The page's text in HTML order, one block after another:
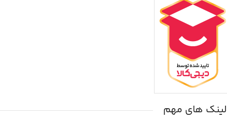
لینک های مهم